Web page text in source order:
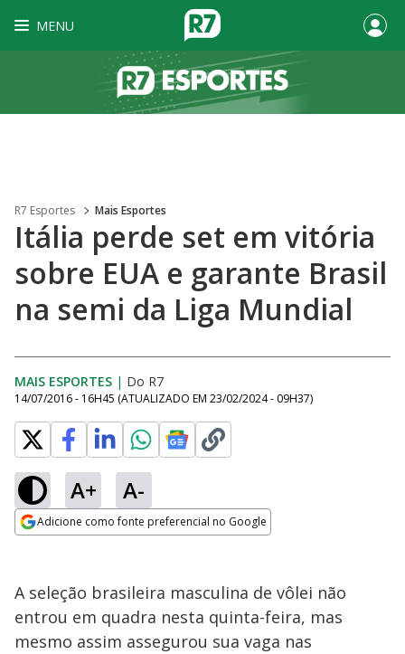
MENU
R7 Esportes Mais Esportes
Itália perde set em vitória
sobre EUA e garante Brasil
na semi da Liga Mundial
MAIS ESPORTES | Do R7
14/07/2016 - 16H45 (ATUALIZADO EM 23/02/2024 - 09H37)
A+ A-
Adicione como fonte preferencial no Google
A seleção brasileira masculina de vôlei não
entrou em quadra nesta quinta-feira, mas
mesmo assim assegurou sua vaga nas